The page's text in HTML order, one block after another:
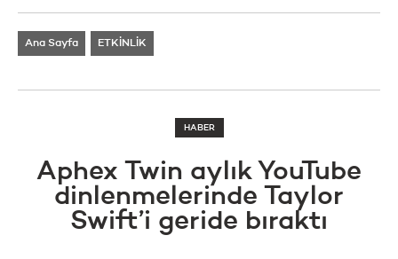
Ana Sayfa ETKİNLİK
HABER
Aphex Twin aylık YouTube
dinlenmelerinde Taylor
Swift’i geride bıraktı